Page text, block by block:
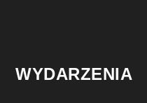
WYDARZENIA